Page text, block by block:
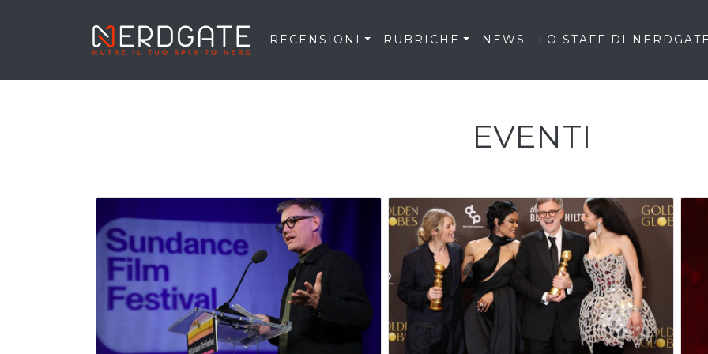
RECENSIONI RUBRICHE NEWS LO STAFF DI
EVENTI